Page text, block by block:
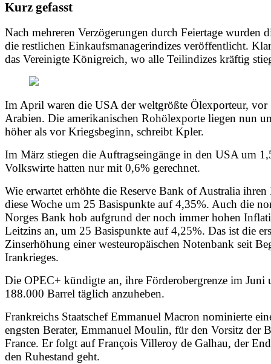
Kurz gefasst
Nach mehreren Verzögerungen durch Feiertage wurden
die restlichen Einkaufsmanagerindizes veröffentlicht.
das Vereinigte Königreich, wo alle Teilindizes kräftig
Im April waren die USA der weltgrößte Ölexporteur, vor
Arabien. Die amerikanischen Rohölexporte liegen nun
höher als vor Kriegsbeginn, schreibt Kpler.
Im März stiegen die Auftragseingänge in den USA um
Volkswirte hatten nur mit 0,6% gerechnet.
Wie erwartet erhöhte die Reserve Bank of Australia ihren
diese Woche um 25 Basispunkte auf 4,35%. Auch die
Norges Bank hob aufgrund der noch immer hohen
Leitzins an, um 25 Basispunkte auf 4,25%. Das ist die
Zinserhöhung einer westeuropäischen Notenbank seit
Irankrieges.
Die OPEC+ kündigte an, ihre Förderobergrenze im Juni
188.000 Barrel täglich anzuheben.
Frankreichs Staatschef Emmanuel Macron nominierte
engsten Berater, Emmanuel Moulin, für den Vorsitz der
France. Er folgt auf François Villeroy de Galhau, der
den Ruhestand geht.